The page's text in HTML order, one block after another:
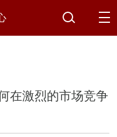
在激烈的市场竞争